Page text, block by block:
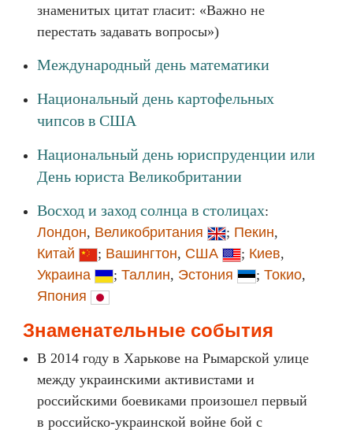
знаменитых цитат гласит: «Важно не
перестать задавать вопросы»)
Международный день математики
Национальный день картофельных
чипсов в США
Национальный день юриспруденции или
День юриста Великобритании
Восход и заход солнца в столицах:
Лондон, Великобритания ; Пекин,
Китай
; Вашингтон, США ; Киев,
Украина
; Таллин, Эстония ; Токио,
Япония
Знаменательные события
В 2014 году в Харькове на Рымарской улице
между украинскими активистами и
российскими боевиками произошел первый
в российско-украинской войне бой с